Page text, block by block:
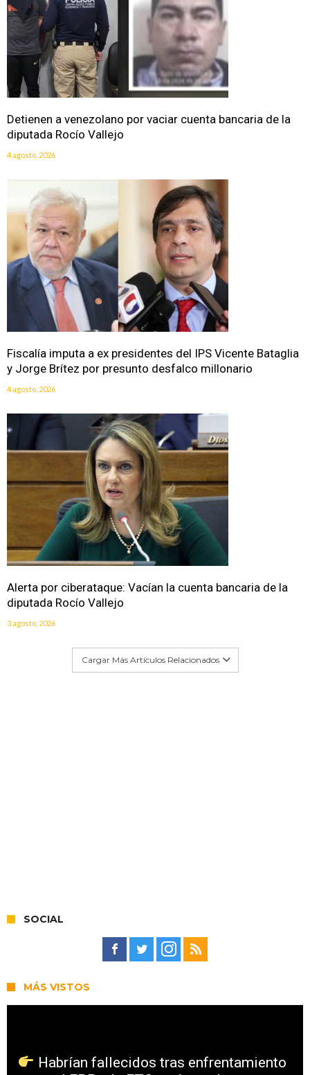
Detienen a venezolano por vaciar cuenta bancaria de la
diputada Rocío Vallejo
4 agosto, 2026
Fiscalía imputa a ex presidentes del IPS Vicente Bataglia
y Jorge Brítez por presunto desfalco millonario
4 agosto, 2026
Alerta por ciberataque: Vacían la cuenta bancaria de la
diputada Rocío Vallejo
3 agosto, 2026
Cargar Más Artículos Relacionados
SOCIAL
MÁS VISTOS
Habrían fallecidos tras enfrentamiento